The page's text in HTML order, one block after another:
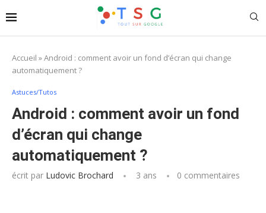
Accueil »Android : comment avoir un fond d’écran qui change
automatiquement ?
Astuces/Tutos
Android : comment avoir un fond
d’écran qui change
automatiquement ?
écrit par Ludovic Brochard 3 ans 0 commentaires